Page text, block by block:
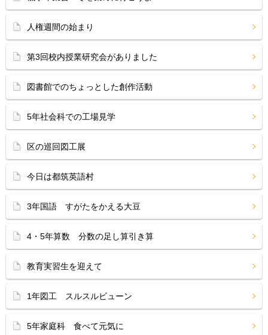
人権週間の始まり
第3回校内授業研究会がありました
図書館でのちょっとした創作活動
5年社会科での工場見学
区の巡回図工展
今日は都筑英語村
3年国語 すがたをかえる大豆
4・5年算数 分数の足し算引き算
教育実習生を迎えて
1年図工 スルスルビューン
5年家庭科 食べて元気に